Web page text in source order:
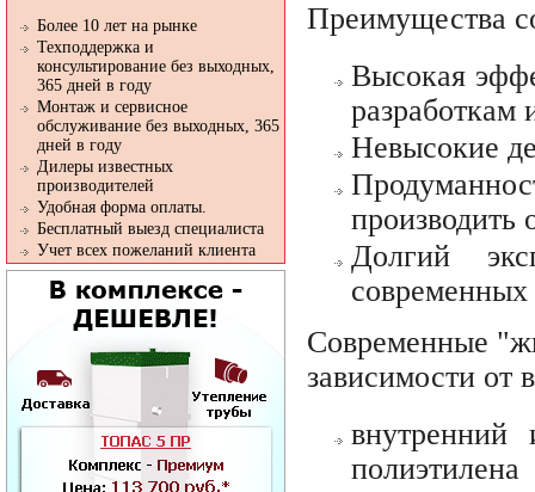
Более 10 лет на рынке
Техподдержка и
консультирование без выходных,
365 дней в году
Монтаж и сервисное
обслуживание без выходных, 365
дней в году
Дилеры известных
производителей
Удобная форма оплаты.
Бесплатный выезд специалиста
Учет всех пожеланий клиента
Преимущества
Высокая
разработкам
Невысокие
производить
Долгий
современных
Современные
зависимости от
полиэтилена